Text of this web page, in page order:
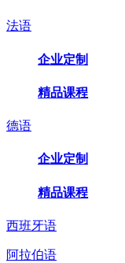
法语
企业定制
精品课程
德语
企业定制
精品课程
西班牙语
阿拉伯语